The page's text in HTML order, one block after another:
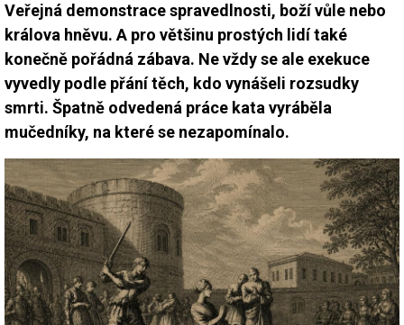
Veřejná demonstrace spravedlnosti, boží vůle nebo
králova hněvu. A pro většinu prostých lidí také
konečně pořádná zábava. Ne vždy se ale exekuce
vyvedly podle přání těch, kdo vynášeli rozsudky
smrti. Špatně odvedená práce kata vyráběla
mučedníky, na které se nezapomínalo.